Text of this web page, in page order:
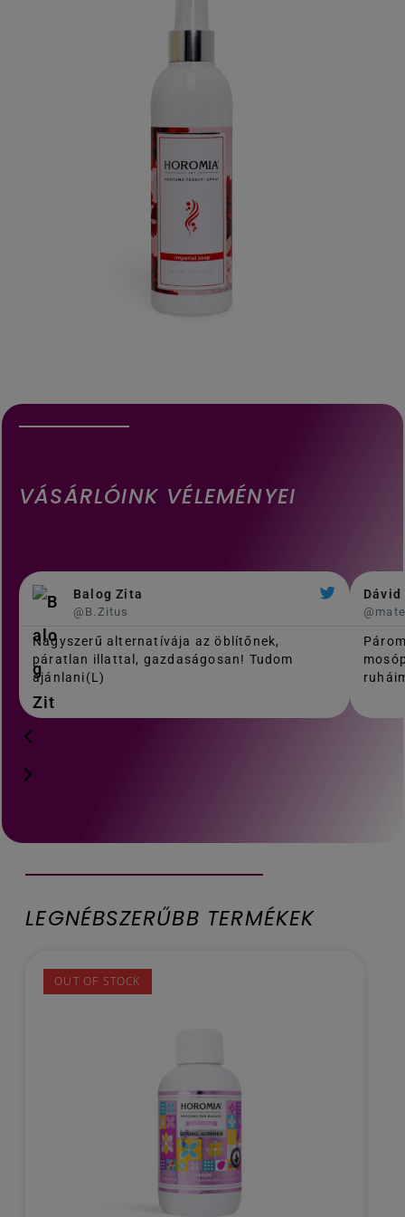
VÁSÁRLÓINK VÉLEMÉNYEI
Balog Zita
@B.Zitus
Nagyszerű alternatívája az öblítőnek,
páratlan illattal, gazdaságosan! Tudom
ajánlani(L)
LEGNÉBSZERŰBB TERMÉKEK
OUT OF STOCK